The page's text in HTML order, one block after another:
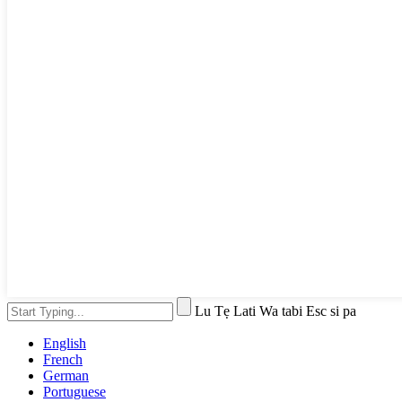
Lu Tẹ Lati Wa tabi Esc si pa
English
French
German
Portuguese